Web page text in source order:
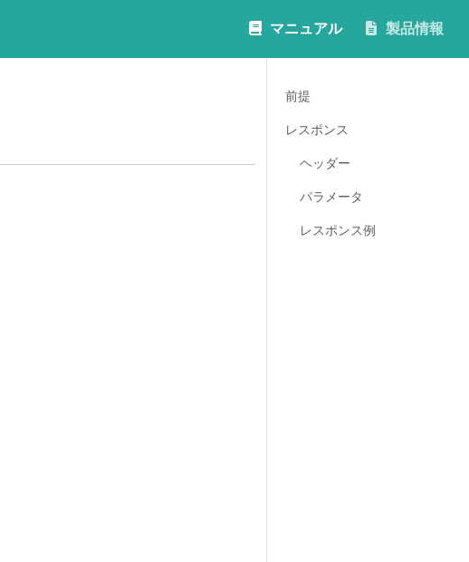
マニュアル 製品情報
前提
レスポンス
ヘッダー
パラメータ
レスポンス例